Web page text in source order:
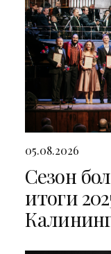
05.08.2026
Сезон
итоги